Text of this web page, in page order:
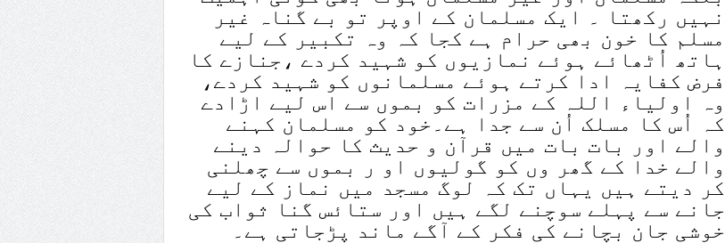
نہیں رکھتا ۔ ایک مسلمان کے اوپر تو بے گناہ غیر
مسلم کا خون بھی حرام ہے کجا کہ وہ تکبیر کے لیے
ہاتھ اُٹھائے ہوئے نمازیوں کو شہید کردے ،جنازے کا
فرض کفایہ ادا کرتے ہوئے مسلمانوں کو شہید کردے،
وہ اولیاء اللہ کے مزرات کو بموں سے اس لیے اڑادے
کہ اُس کا مسلک اُن سے جدا ہے۔خود کو مسلمان کہنے
والے اور بات بات میں قرآن و حدیث کا حوالہ دینے
والے خدا کے گھر وں کو گولیوں او ر بموں سے چھلنی
کر دیتے ہیں یہاں تک کہ لوگ مسجد میں نماز کے لیے
جانے سے پہلے سوچنے لگے ہیں اور ستائس گنا ثواب کی
خوشی جان بچانے کی فکر کے آگے ماند پڑجاتی ہے۔